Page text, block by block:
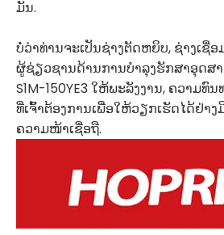
ມັນ.
ບໍ່ວ່າທ່ານຈະເປັນຊ່າງຕັດຫຍິບ, ຊ່າງເຊື່
ຜູ້ຊ່ຽວຊານດ້ານການບຳລຸງຮັກສາອຸດສາ
S1M-150YE3 ໃຫ້ພະລັງງານ, ຄວາມທົ
ທີ່ເຈົ້າຕ້ອງການເພື່ອໃຫ້ວຽກເຮັດໄດ້ຢ່າ
ຄວາມໜ້າເຊື່ອຖື.